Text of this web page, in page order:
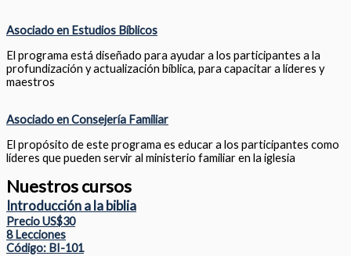
Asociado en Estudios Bíblicos
El programa está diseñado para ayudar a los participantes a la
profundización y actualización bíblica, para capacitar a líderes y
maestros
Asociado en Consejería Familiar
El propósito de este programa es educar a los participantes como
líderes que pueden servir al ministerio familiar en la iglesia
Nuestros cursos
Introducción a la biblia
Precio US$30
8 Lecciones
Código: BI-101